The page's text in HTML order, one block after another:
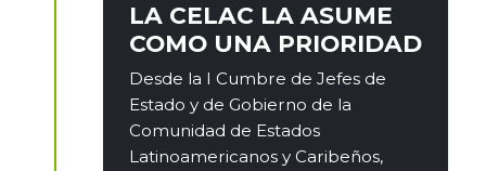
LA CELAC LA ASUME
COMO UNA PRIORIDAD
Desde la I Cumbre de Jefes de
Estado y de Gobierno de la
Comunidad de Estados
Latinoamericanos y Caribeños,